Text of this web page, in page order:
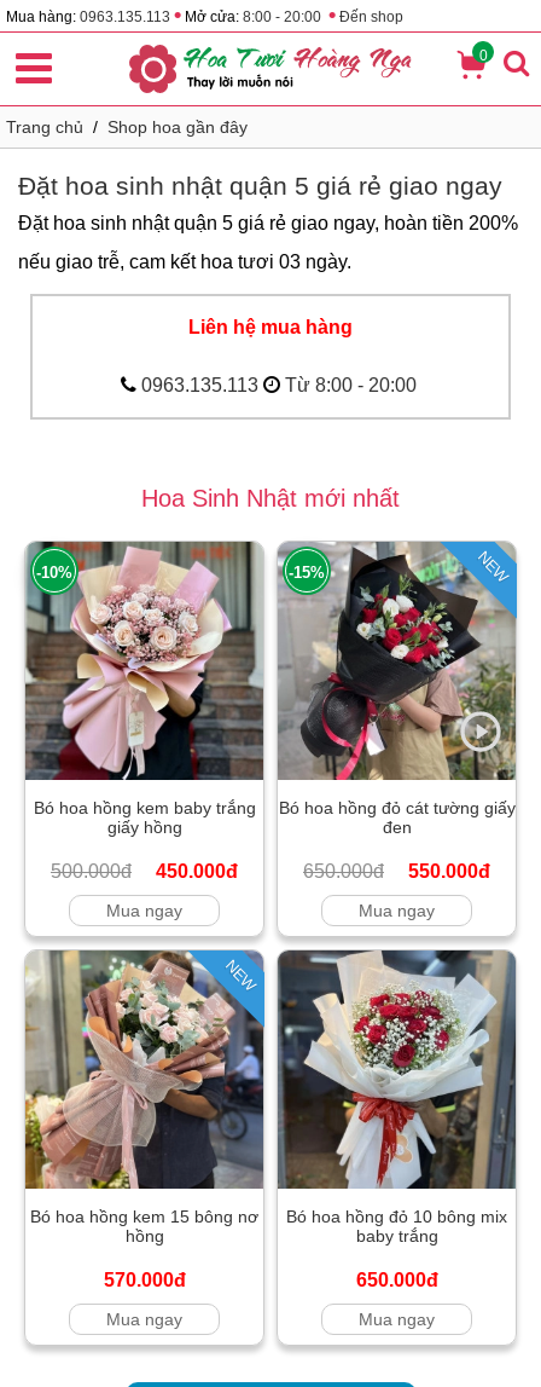
Mua hàng: 0963.135.113 • Mở cửa: 8:00 - 20:00 • Đến shop
0
Trang chủ / Shop hoa gần đây
Đặt hoa sinh nhật quận 5 giá rẻ giao ngay
Đặt hoa sinh nhật quận 5 giá rẻ giao ngay, hoàn tiền 200%
nếu giao trễ, cam kết hoa tươi 03 ngày.
Liên hệ mua hàng
0963.135.113 Từ 8:00 - 20:00
Hoa Sinh Nhật mới nhất
-10%
Bó hoa hồng kem baby trắng
giấy hồng
500.000đ 450.000đ
Mua ngay
NEW
-15%
Bó hoa hồng đỏ cát tường giấy
đen
650.000đ 550.000đ
Mua ngay
NEW
Bó hoa hồng kem 15 bông nơ
hồng
570.000đ
Mua ngay
Bó hoa hồng đỏ 10 bông mix
baby trắng
650.000đ
Mua ngay